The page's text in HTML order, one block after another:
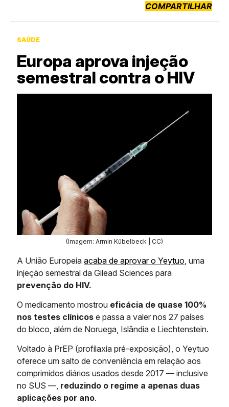
COMPARTILHAR
SAÚDE
Europa aprova injeção
semestral contra o HIV
(Imagem: Armin Kübelbeck | CC)
A União Europeia acaba de aprovar o Yeytuo, uma
injeção semestral da Gilead Sciences para
prevenção do HIV.
O medicamento mostrou eficácia de quase 100%
nos testes clínicos e passa a valer nos 27 países
do bloco, além de Noruega, Islândia e Liechtenstein.
Voltado à PrEP (profilaxia pré-exposição), o Yeytuo
oferece um salto de conveniência em relação aos
comprimidos diários usados desde 2017 — inclusive
no SUS —, reduzindo o regime a apenas duas
aplicações por ano.